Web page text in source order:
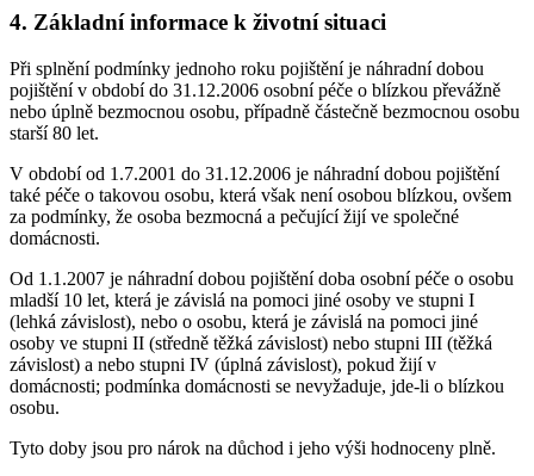
4. Základní informace k životní situaci
Při splnění podmínky jednoho roku pojištění je náhradní dobou
pojištění v období do 31.12.2006 osobní péče o blízkou převážně
nebo úplně bezmocnou osobu, případně částečně bezmocnou osobu
starší 80 let.
V období od 1.7.2001 do 31.12.2006 je náhradní dobou pojištění
také péče o takovou osobu, která však není osobou blízkou, ovšem
za podmínky, že osoba bezmocná a pečující žijí ve společné
domácnosti.
Od 1.1.2007 je náhradní dobou pojištění doba osobní péče o osobu
mladší 10 let, která je závislá na pomoci jiné osoby ve stupni I
(lehká závislost), nebo o osobu, která je závislá na pomoci jiné
osoby ve stupni II (středně těžká závislost) nebo stupni III (těžká
závislost) a nebo stupni IV (úplná závislost), pokud žijí v
domácnosti; podmínka domácnosti se nevyžaduje, jde-li o blízkou
osobu.
Tyto doby jsou pro nárok na důchod i jeho výši hodnoceny plně.